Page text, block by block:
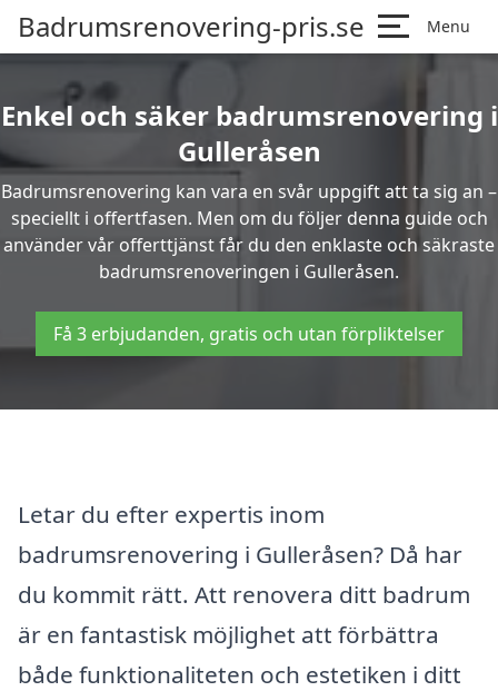
Badrumsrenovering-pris.se Menu
Enkel och säker badrumsrenovering i
Gulleråsen
Badrumsrenovering kan vara en svår uppgift att ta sig an –
speciellt i offertfasen. Men om du följer denna guide och
använder vår offerttjänst får du den enklaste och säkraste
badrumsrenoveringen i Gulleråsen.
Få 3 erbjudanden, gratis och utan förpliktelser
Letar du efter expertis inom
badrumsrenovering i Gulleråsen? Då har
du kommit rätt. Att renovera ditt badrum
är en fantastisk möjlighet att förbättra
både funktionaliteten och estetiken i ditt